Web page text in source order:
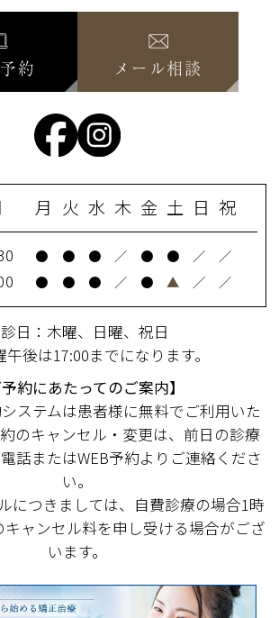
約 メール相談
月 火 水 木 金 土 日 祝
● ● ● ／ ● ● ／ ／
● ● ● ／ ● ▲ ／ ／
日：木曜、日曜、祝日
後は17:00までになります。
予約にあたってのご案内】
ステムは患者様に無料でご利用いた
のキャンセル・変更は、前日の診療
話またはWEB予約よりご連絡くださ
い。
につきましては、自費診療の場合1時
ャンセル料を申し受ける場合がござ
います。